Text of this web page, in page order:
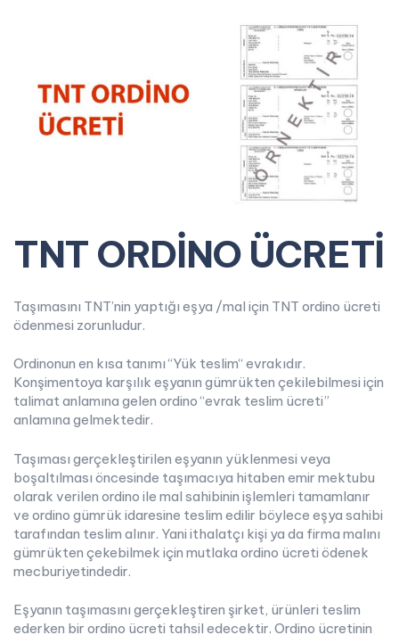
TNT ORDİNO ÜCRETİ
Taşımasını TNT’nin yaptığı eşya /mal için TNT ordino ücreti
ödenmesi zorunludur.
Ordinonun en kısa tanımı “Yük teslim“ evrakıdır.
Konşimentoya karşılık eşyanın gümrükten çekilebilmesi için
talimat anlamına gelen ordino “evrak teslim ücreti”
anlamına gelmektedir.
Taşıması gerçekleştirilen eşyanın yüklenmesi veya
boşaltılması öncesinde taşımacıya hitaben emir mektubu
olarak verilen ordino ile mal sahibinin işlemleri tamamlanır
ve ordino gümrük idaresine teslim edilir böylece eşya sahibi
tarafından teslim alınır. Yani ithalatçı kişi ya da firma malını
gümrükten çekebilmek için mutlaka ordino ücreti ödenek
mecburiyetindedir.
Eşyanın taşımasını gerçekleştiren şirket, ürünleri teslim
ederken bir ordino ücreti tahsil edecektir. Ordino ücretinin